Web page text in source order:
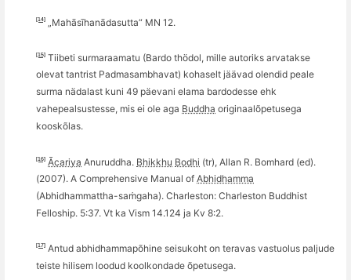
[14] „Mahāsīhanādasutta“ MN 12.
[15] Tiibeti surmaraamatu (Bardo thödol, mille autoriks arvatakse
olevat tantrist Padmasambhavat) kohaselt jäävad olendid peale
surma nädalast kuni 49 päevani elama bardodesse ehk
vahepealsustesse, mis ei ole aga Buddha originaalõpetusega
kooskõlas.
[16] Ācariya Anuruddha. Bhikkhu Bodhi (tr), Allan R. Bomhard (ed).
(2007). A Comprehensive Manual of Abhidhamma
(Abhidhammattha-saṁgaha). Charleston: Charleston Buddhist
Felloship. 5:37. Vt ka Vism 14.124 ja Kv 8:2.
[17] Antud abhidhammapõhine seisukoht on teravas vastuolus paljude
teiste hilisem loodud koolkondade õpetusega.